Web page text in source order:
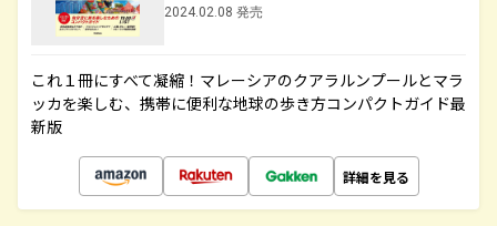
2024.02.08 発売
これ１冊にすべて凝縮！マレーシアのクアラルンプールとマラ
ッカを楽しむ、携帯に便利な地球の歩き方コンパクトガイド最
新版
詳細を見る